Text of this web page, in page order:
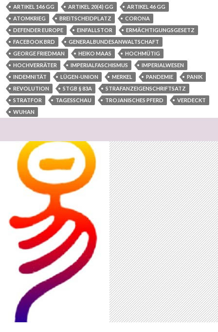
ARTIKEL 146 GG ARTIKEL 20(4) GG
ARTIKEL 46 GG
ATOMKRIEG
BREITSCHEIDPLATZ
CORONA
DEFENDER EUROPE
EINFALLSTOR
ERMÄCHTIGUNGSGESETZ
FACEBOOK BRD
GENERALBUNDESANWALTSCHAFT
GEORGE FRIEDMAN
HEIKO MAAS
HOCHMÜTIG
HOCHVERRÄTER
IMPERIALFASCHISMUS
IMPERIALWESEN
INDEMNITÄT
LÜGEN-UNION MERKEL PANDEMIE
PANIK
REVOLUTION
STGB § 83A
STRAFANZEIGENSCHRIFTSATZ
STRATFOR
TAGESSCHAU TROJANISCHES PFERD
VERDECKT
WUHAN